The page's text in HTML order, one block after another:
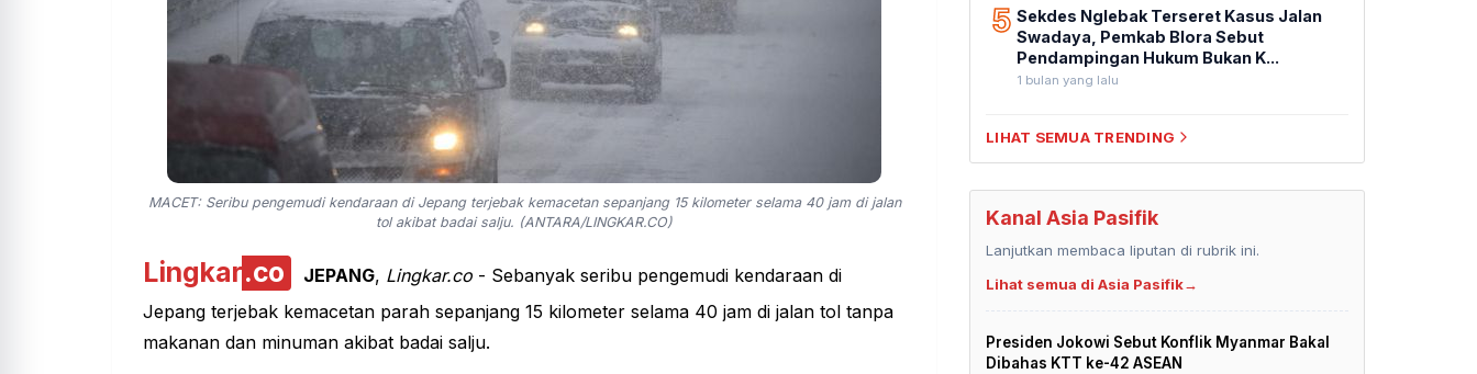
MACET: Seribu pengemudi kendaraan di Jepang terjebak kemacetan sepanjang 15 kilometer selama 40 jam di jalan
tol akibat badai salju. (ANTARA/LINGKAR.CO)
Lingkar.co JEPANG, Lingkar.co- Sebanyak seribu pengemudi kendaraan di
Jepang terjebak kemacetan parah sepanjang 15 kilometer selama 40 jam di jalan tol tanpa
makanan dan minuman akibat badai salju.
5 Sekdes Nglebak Terseret Kasus Jalan
Swadaya, Pemkab Blora Sebut
Pendampingan Hukum Bukan K...
1 bulan yang lalu
LIHAT SEMUA TRENDING
Kanal Asia Pasifik
Lanjutkan membaca liputan di rubrik ini.
Lihat semua di Asia Pasifik→
Presiden Jokowi Sebut Konflik Myanmar Bakal
Dibahas KTT ke-42 ASEAN